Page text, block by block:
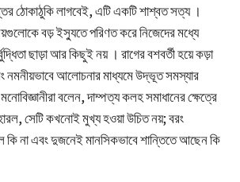
ঠোকাঠুকি লাগবেই, এটি একটি শাশ্বত সত্য ।
বড় ইস্যুতে পরিণত করে নিজেদের মধ্যে
ছাড়া আর কিছুই নয় । রাগের বশবর্তী হয়ে কড়া
নমনীয়ভাবে আলোচনার মাধ্যমে উদ্ভূত সমস্যার
বলেন, দাম্পত্য কলহ সমাধানের ক্ষেত্রে
সেটি কখনোই মুখ্য হওয়া উচিত নয়; বরং
কি না এবং দুজনেই মানসিকভাবে শান্তিতে আছেন কি